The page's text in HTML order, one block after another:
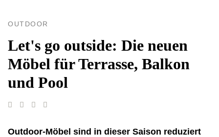
OUTDOOR
Let's go outside: Die neuen
Möbel für Terrasse, Balkon
und Pool
Outdoor-Möbel sind in dieser Saison reduziert